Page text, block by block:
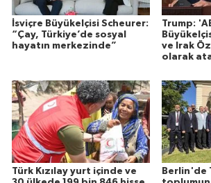
İsviçre Büyükelçisi Scheurer:
“Çay, Türkiye’de sosyal
hayatın merkezinde”
Trump:
ve Irak
olarak
Türk Kızılay yurt içinde ve
Berlin'de